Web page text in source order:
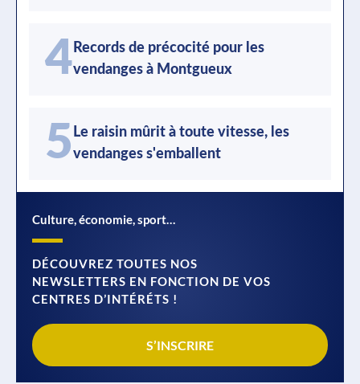
4 Records de précocité pour les
vendanges à Montgueux
5 Le raisin mûrit à toute vitesse, les
vendanges s'emballent
Culture, économie, sport…
DÉCOUVREZ TOUTES NOS
NEWSLETTERS EN FONCTION DE VOS
CENTRES D’INTÉRÉTS !
S’INSCRIRE